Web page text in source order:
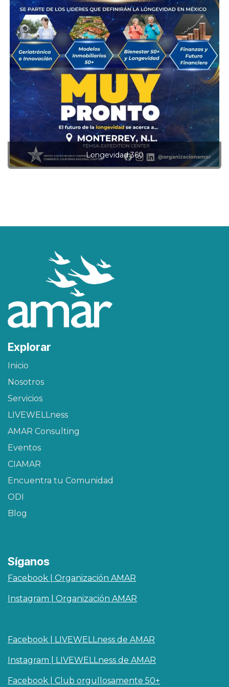
Longevidad 360
Explorar
Inicio
Nosotros
Servicios
LIVEWELLness
AMAR Consulting
Eventos
CIAMAR​
Encuentra tu Comunidad
ODI
Blog
Síganos
Facebook | Organización AMAR
Instagram | Organización AMAR
Facebook | LIVEWELLness de AMAR
Instagram | LIVEWELLness de AMAR
Facebook | Club orgullosamente 50+